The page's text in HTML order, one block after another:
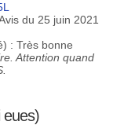
du 25 juin 2021
: Très bonne
Attention quand
eues)